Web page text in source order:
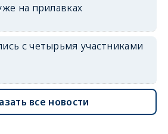
на прилавках
с четырьмя участниками
все новости